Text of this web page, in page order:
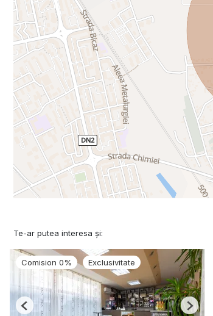
Te-ar putea interesa și:
Comision 0% Exclusivitate
Previous Next